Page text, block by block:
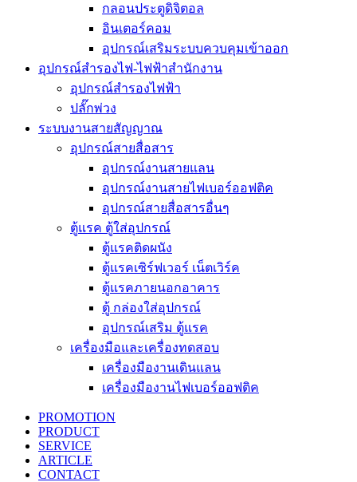
กลอนประตูดิจิตอล
อินเตอร์คอม
อุปกรณ์เสริมระบบควบคุมเข้าออก
อุปกรณ์สำรองไฟ-ไฟฟ้าสำนักงาน
อุปกรณ์สำรองไฟฟ้า
ปลั๊กพ่วง
ระบบงานสายสัญญาณ
อุปกรณ์สายสื่อสาร
อุปกรณ์งานสายแลน
อุปกรณ์งานสายไฟเบอร์ออฟติค
อุปกรณ์สายสื่อสารอื่นๆ
ตู้แรค ตู้ใส่อุปกรณ์
ตู้แรคติดผนัง
ตู้แรคเซิร์ฟเวอร์ เน็ตเวิร์ค
ตู้แรคภายนอกอาคาร
ตู้ กล่องใส่อุปกรณ์
อุปกรณ์เสริม ตู้แรค
เครื่องมือและเครื่องทดสอบ
เครื่องมืองานเดินแลน
เครื่องมืองานไฟเบอร์ออฟติค
PROMOTION
PRODUCT
SERVICE
ARTICLE
CONTACT